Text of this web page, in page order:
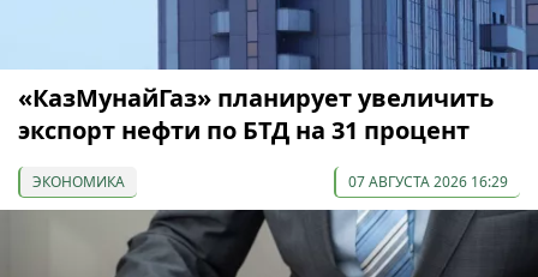
«КазМунайГаз» планирует увеличить
экспорт нефти по БТД на 31 процент
ЭКОНОМИКА 07 АВГУСТА 2026 16:29